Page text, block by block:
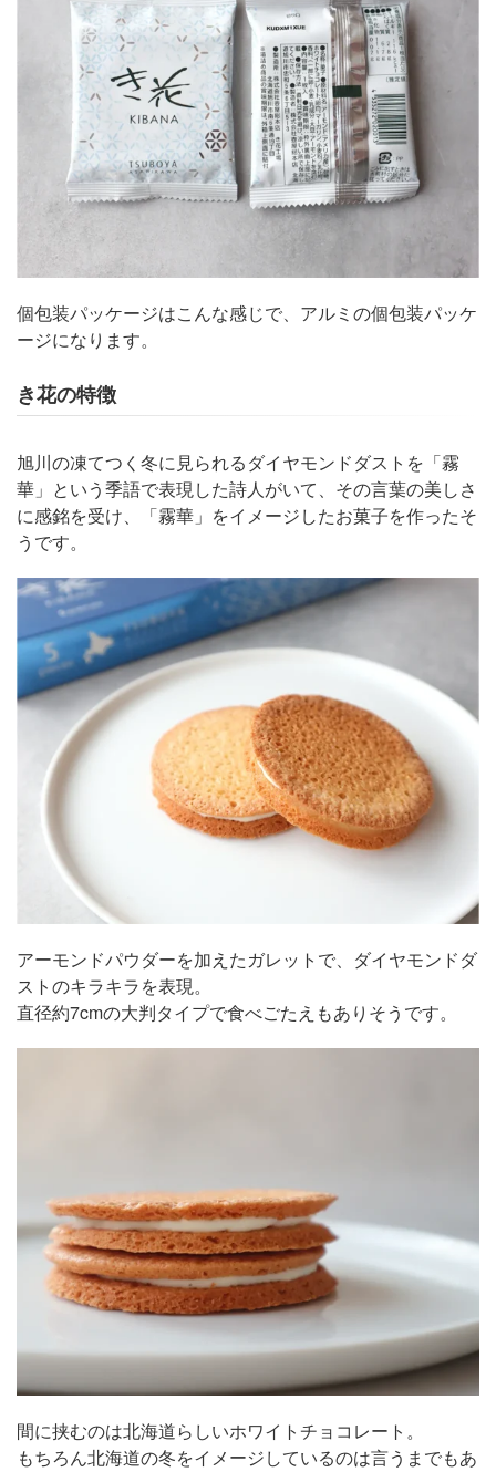
個包装パッケージはこんな感じで、アルミの個包装パッケ
ージになります。
き花の特徴
旭川の凍てつく冬に見られるダイヤモンドダストを「霧
華」という季語で表現した詩人がいて、その言葉の美しさ
に感銘を受け、「霧華」をイメージしたお菓子を作ったそ
うです。
アーモンドパウダーを加えたガレットで、ダイヤモンドダ
ストのキラキラを表現。
直径約7cmの大判タイプで食べごたえもありそうです。
間に挟むのは北海道らしいホワイトチョコレート。
もちろん北海道の冬をイメージしているのは言うまでもあ